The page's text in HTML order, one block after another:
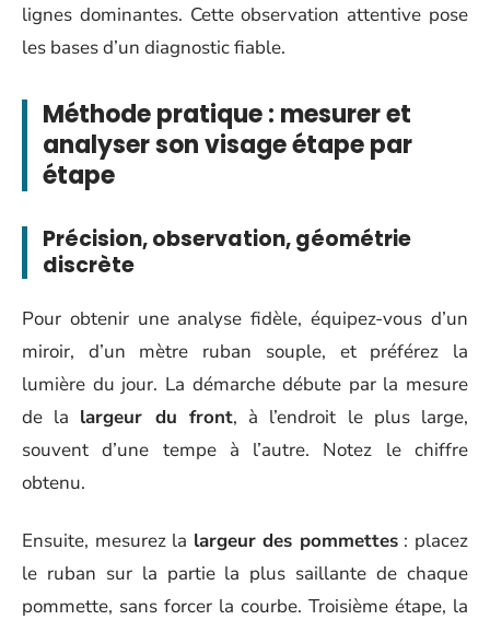
lignes dominantes. Cette observation attentive pose
les bases d’un diagnostic fiable.
Méthode pratique : mesurer et
analyser son visage étape par
étape
Précision, observation, géométrie
discrète
Pour obtenir une analyse fidèle, équipez-vous d’un
miroir, d’un mètre ruban souple, et préférez la
lumière du jour. La démarche débute par la mesure
de la largeur du front, à l’endroit le plus large,
souvent d’une tempe à l’autre. Notez le chiffre
obtenu.
Ensuite, mesurez la largeur des pommettes: placez
le ruban sur la partie la plus saillante de chaque
pommette, sans forcer la courbe. Troisième étape, la